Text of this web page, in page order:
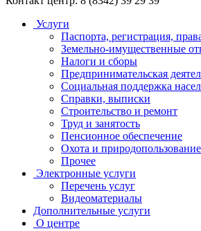
Услуги
Паспорта, регистрация,
Земельно-имущественные
Налоги и сборы
Предпринимательская
Социальная поддержка
Справки, выписки
Строительство и ремонт
Труд и занятость
Пенсионное обеспечение
Охота и природопользование
Прочее
Электронные услуги
Перечень услуг
Видеоматериалы
Дополнительные услуги
О центре